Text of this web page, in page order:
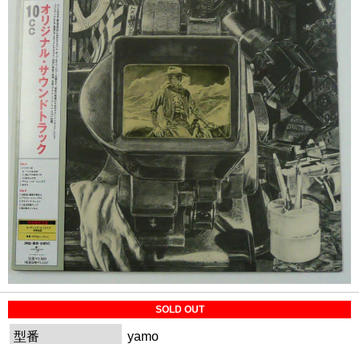
SOLD OUT
型番
yamo